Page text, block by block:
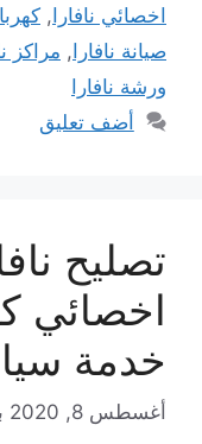
اخصائي نافارا,
صيانة نافارا, مراكز
ورشة نافارا
أضف تعليق
اخصائي
خدمة
أغسطس 8, 2020